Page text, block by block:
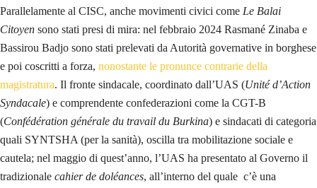
Parallelamente al CISC, anche movimenti civici come Le Balai
Citoyen sono stati presi di mira: nel febbraio 2024 Rasmané Zinaba e
Bassirou Badjo sono stati prelevati da Autorità governative in borghese
e poi coscritti a forza, nonostante le pronunce contrarie della
magistratura. Il fronte sindacale, coordinato dall’UAS (Unité d’Action
Syndacale) e comprendente confederazioni come la CGT-B
(Confédération générale du travail du Burkina) e sindacati di categoria
quali SYNTSHA (per la sanità), oscilla tra mobilitazione sociale e
cautela; nel maggio di quest’anno, l’UAS ha presentato al Governo il
tradizionale cahier de doléances, all’interno del quale c’è una